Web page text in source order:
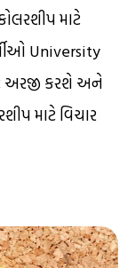
માટે
University
અરજી કરશે અને
માટે વિચાર